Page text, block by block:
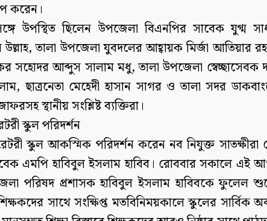
করেন।
উপস্থিত ছিলেন উপজেলা বিএনপির সাবেক যুগ্ম
তালা উপজেলা যুবদলের আহ্বায়ক মির্জা আতিয়ার
সহোদর আব্দুস সালাম মধু, তালা উপজেলা স্বেচ্ছাসেবক
ছাত্রনেতা মেহেদী হাসান সাগর ও তালা সদর
স্থানীয় সংশ্লিষ্ট ব্যক্তিরা।
স্কুল পরিদর্শন
স্কুল আকস্মিক পরিদর্শন করেন নব নিযুক্ত সাতক্ষীরা
এমপি হাবিবুল ইসলাম হাবিব। রোববার সকালে এই
পরিষদ প্রশাসক হাবিবুল ইসলাম হাবিবকে ফুলেল
সাথে সংক্ষিপ্ত মতবিনিময়কালে স্কুলের সার্বিক